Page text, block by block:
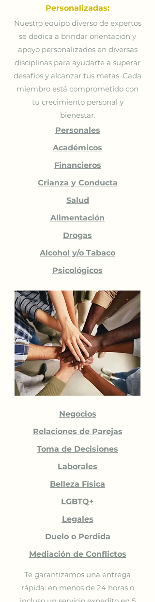
Personalizadas:
Nuestro equipo diverso de expertos
se dedica a brindar orientación y
apoyo personalizados en diversas
disciplinas para ayudarte a superar
desafíos y alcanzar tus metas. Cada
miembro está comprometido con
tu crecimiento personal y
bienestar.
Personales
Académicos
Financieros
Crianza y Conducta
Salud
Alimentación
Drogas
Alcohol y/o Tabaco
Psicológicos
Negocios
Relaciones de Parejas
Toma de Decisiones
Laborales
Belleza Física
LGBTQ+
Legales
Duelo o Perdida
Mediación de Conflictos
Te garantizamos una entrega
rápida: en menos de 24 horas o